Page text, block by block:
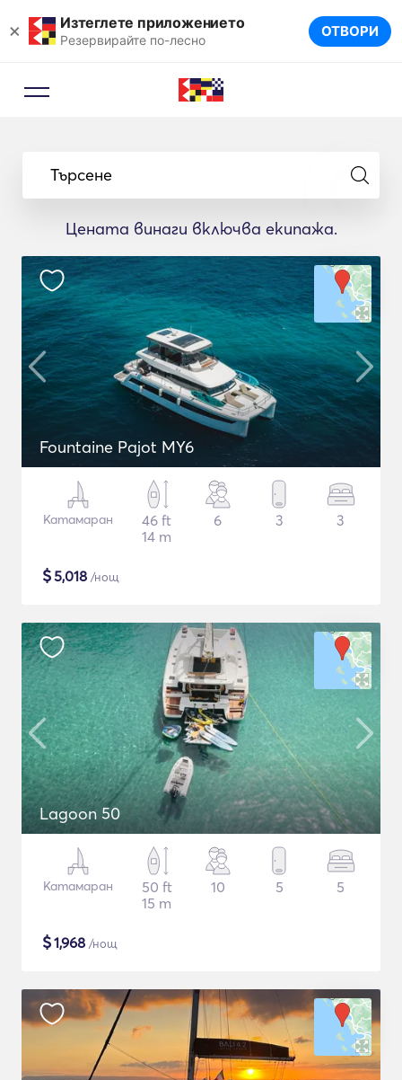
× Изтеглете приложението
Резервирайте по-лесно ОТВОРИ
Търсене
Цената винаги включва екипажа.
Fountaine Pajot MY6
Катамаран
46 ft
14 m
6 3 3
$5,018 /нощ
Lagoon 50
Катамаран
50 ft
15 m
10 5 5
$1,968 /нощ